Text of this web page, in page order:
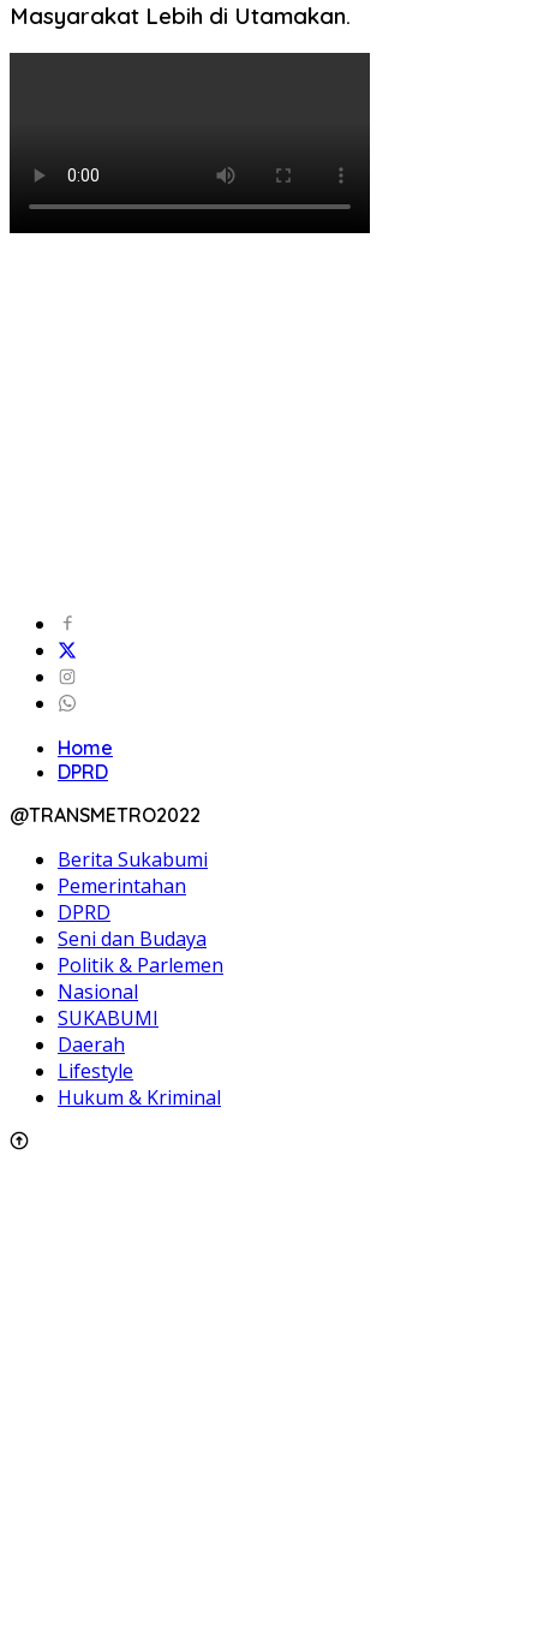
Masyarakat Lebih di Utamakan.
Home
DPRD
@TRANSMETRO2022
Berita Sukabumi
Pemerintahan
DPRD
Seni dan Budaya
Politik & Parlemen
Nasional
SUKABUMI
Daerah
Lifestyle
Hukum & Kriminal